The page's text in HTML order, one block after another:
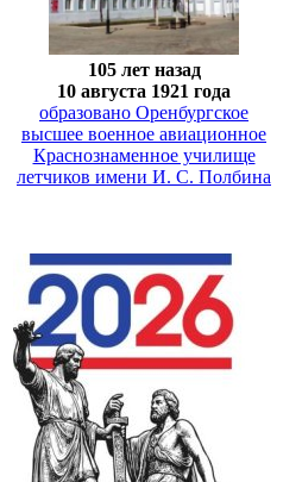
105 лет назад
10 августа 1921 года
образовано Оренбургское
высшее военное авиационное
Краснознаменное училище
летчиков имени И. С. Полбина